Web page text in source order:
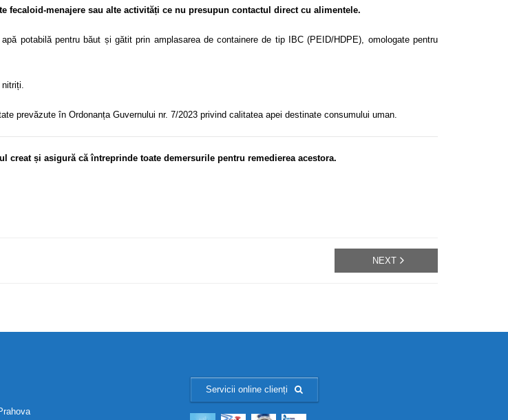
fecaloid-menajere sau alte activități ce nu presupun contactul direct cu alimentele.
potabilă pentru băut și gătit prin amplasarea de containere de tip IBC (PEID/HDPE), omologate pentru
prevăzute în Ordonanța Guvernului nr. 7/2023 privind calitatea apei destinate consumului uman.
creat și asigură că întreprinde toate demersurile pentru remedierea acestora.
NEXT
Servicii online clienți